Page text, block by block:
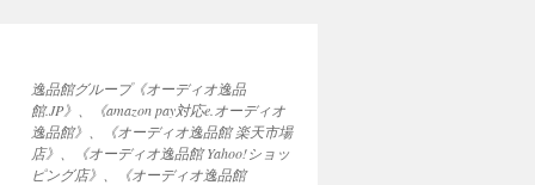
逸品館グループ《オーディオ逸品
館.JP》、《amazon pay対応e.オーディオ
逸品館》、《オーディオ逸品館 楽天市場
店》、《オーディオ逸品館 Yahoo!ショッ
ピング店》、《オーディオ逸品館